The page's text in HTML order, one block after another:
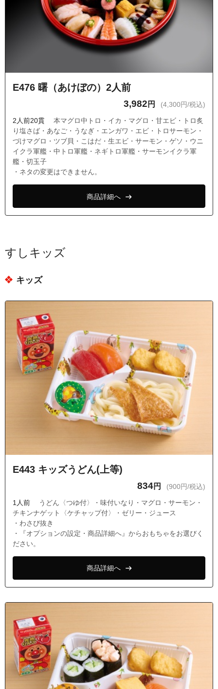
E476 曙（あけぼの）2人前
3,982 円 (4,300円/税込)
2人前20貫
本マグロ中トロ・イカ・マグロ・甘エビ・トロ炙
り塩さば・あなご・うなぎ・エンガワ・エビ・トロサーモン・
づけマグロ・ツブ貝・こはだ・生エビ・サーモン・ゲソ・ウニ
イクラ軍艦・中トロ軍艦・ネギトロ軍艦・サーモンイクラ軍
艦・切玉子
・ネタの変更はできません。
商品詳細へ
すしキッズ
キッズ
E443 キッズうどん(上等)
834円 (900円/税込)
1人前
うどん〈つゆ付〉・味付いなり・マグロ・サーモン・
チキンナゲット〈ケチャップ付〉・ゼリー・ジュース
・わさび抜き
・『オプションの設定・商品詳細へ』からおもちゃをお選びく
ださい。
商品詳細へ